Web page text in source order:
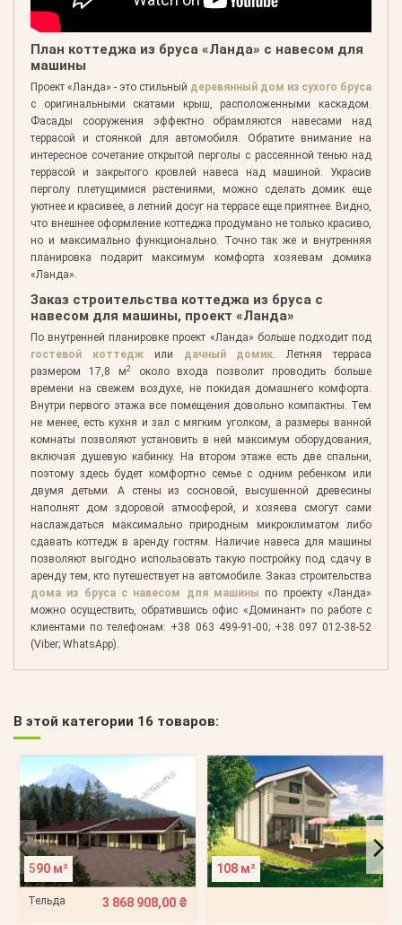
План коттеджа из бруса «Ланда» с навесом для
машины
Проект «Ланда» - это стильный деревянный дом из сухого бруса
с оригинальными скатами крыш, расположенными каскадом.
Фасады сооружения эффектно обрамляются навесами над
террасой и стоянкой для автомобиля. Обратите внимание на
интересное сочетание открытой перголы с рассеянной тенью над
террасой и закрытого кровлей навеса над машиной. Украсив
перголу плетущимися растениями, можно сделать домик еще
уютнее и красивее, а летний досуг на террасе еще приятнее. Видно,
что внешнее оформление коттеджа продумано не только красиво,
но и максимально функционально. Точно так же и внутренняя
планировка подарит максимум комфорта хозяевам домика
«Ланда».
Заказ строительства коттеджа из бруса с
навесом для машины, проект «Ланда»
По внутренней планировке проект «Ланда» больше подходит под
гостевой коттеджили дачный домик. Летняя терраса
размером 17,8 м2около входа позволит проводить больше
времени на свежем воздухе, не покидая домашнего комфорта.
Внутри первого этажа все помещения довольно компактны. Тем
не менее, есть кухня и зал с мягким уголком, а размеры ванной
комнаты позволяют установить в ней максимум оборудования,
включая душевую кабинку. На втором этаже есть две спальни,
поэтому здесь будет комфортно семье с одним ребенком или
двумя детьми. А стены из сосновой, высушенной древесины
наполнят дом здоровой атмосферой, и хозяева смогут сами
наслаждаться максимально природным микроклиматом либо
сдавать коттедж в аренду гостям. Наличие навеса для машины
позволяют выгодно использовать такую постройку под сдачу в
аренду тем, кто путешествует на автомобиле. Заказ строительства
дома из бруса с навесом для машины по проекту «Ланда»
можно осуществить, обратившись офис «Доминант» по работе с
клиентами по телефонам: +38 063 499-91-00; +38 097 012-38-52
(Viber; WhatsApp).
В этой категории 16 товаров:
590 м²
Тельда 3 868 908,00 ₴
108 м²